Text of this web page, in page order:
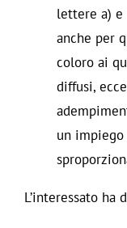
lettere a) e
anche per
coloro ai
diffusi,
un
L’interessato